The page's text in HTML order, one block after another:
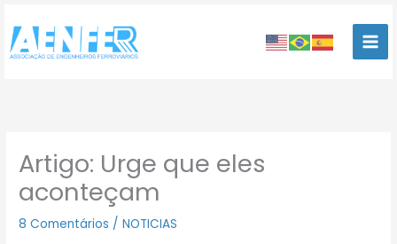
para
conteúdo
Artigo: Urge que eles
aconteçam
8 Comentários /NOTICIAS